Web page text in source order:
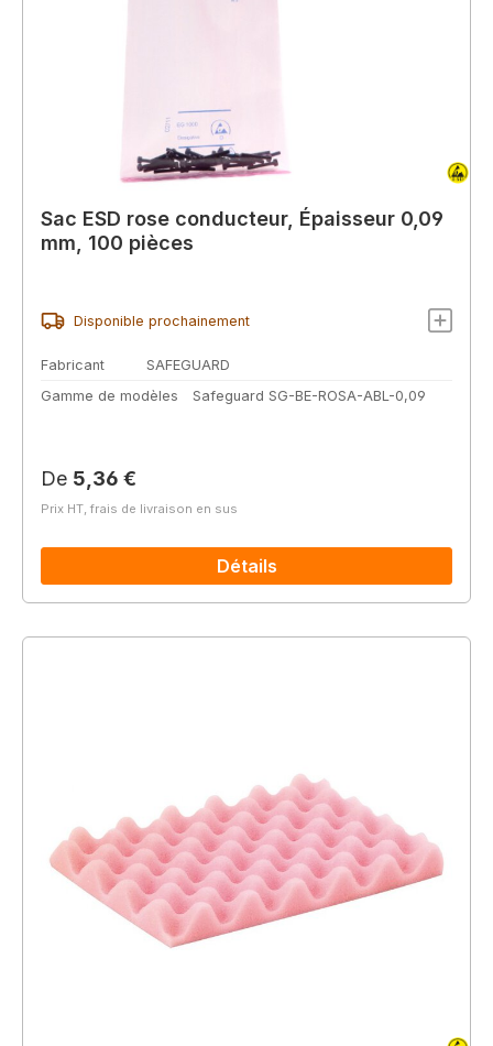
Sac ESD rose conducteur, Épaisseur 0,09
mm, 100 pièces
Disponible prochainement
Fabricant
SAFEGUARD
Gamme de modèles
Safeguard SG-BE-ROSA-ABL-0,09
Prix régulier :
De 5,36 €
Prix HT, frais de livraison en sus
Détails